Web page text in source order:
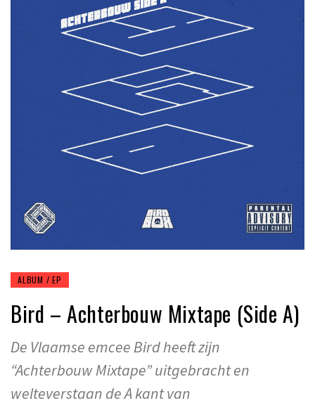
ALBUM / EP
Bird – Achterbouw Mixtape (Side A)
De Vlaamse emcee Bird heeft zijn
“Achterbouw Mixtape” uitgebracht en
welteverstaan de A kant van